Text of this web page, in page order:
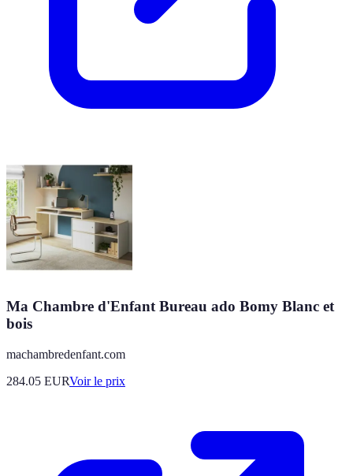
Ma Chambre d'Enfant Bureau ado Bomy Blanc et
bois
machambredenfant.com
284.05 EURVoir le prix